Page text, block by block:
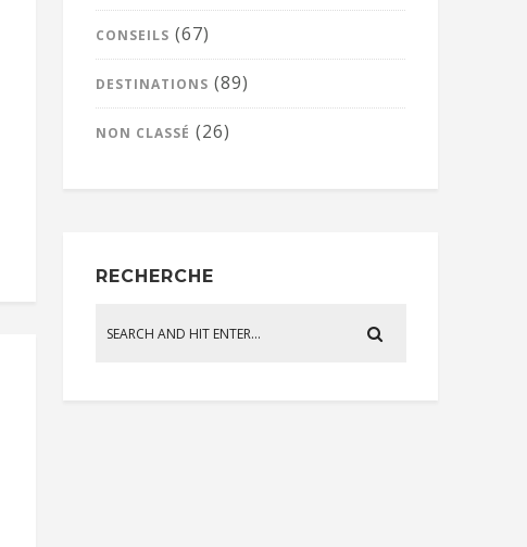
CONSEILS (67)
DESTINATIONS (89)
NON CLASSÉ (26)
RECHERCHE